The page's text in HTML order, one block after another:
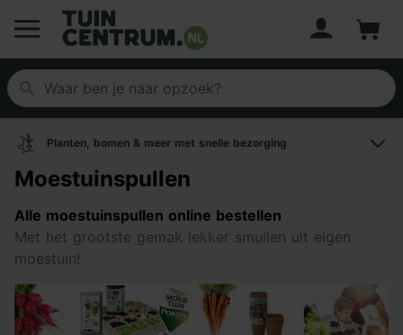
Logo Tuincentrum.nl
Planten, bomen & meer met snelle bezorging
Moestuinspullen
Alle moestuinspullen online bestellen
Met het grootste gemak lekker smullen uit eigen
moestuin!